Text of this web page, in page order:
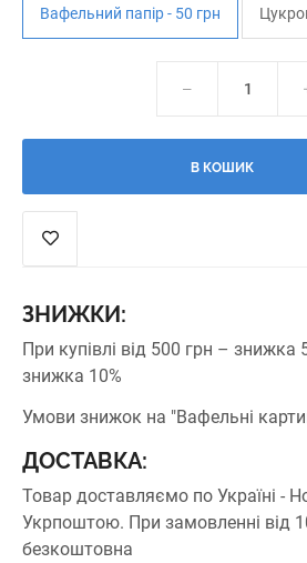
Вафельний папір - 50 грн
В КОШИК
ЗНИЖКИ:
При купівлі від 500 грн – знижка
знижка 10%
Умови знижок на "Вафельні
ДОСТАВКА:
Товар доставляємо по Україні -
Укрпоштою. При замовленні від
безкоштовна